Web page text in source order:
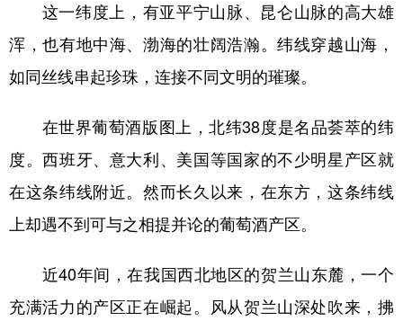
文化 书画 健康 军事
访谈 视频 图片 政务
法律 中央文件 金融
食品 人居 信息化 数字经济
学术中国 乡村振兴 银龄 溯源中国
城市 旅游 能源 会展
彩票 娱乐 时尚
公益 一带一路 亚太网 上市公司
文化产业
这一纬度上，有亚平宁山脉、昆仑山脉的高大雄
浑，也有地中海、渤海的壮阔浩瀚。纬线穿越山海，
如同丝线串起珍珠，连接不同文明的璀璨。
在世界葡萄酒版图上，北纬38度是名品荟萃的纬
度。西班牙、意大利、美国等国家的不少明星产区就
在这条纬线附近。然而长久以来，在东方，这条纬线
上却遇不到可与之相提并论的葡萄酒产区。
近40年间，在我国西北地区的贺兰山东麓，一个
充满活力的产区正在崛起。风从贺兰山深处吹来，拂